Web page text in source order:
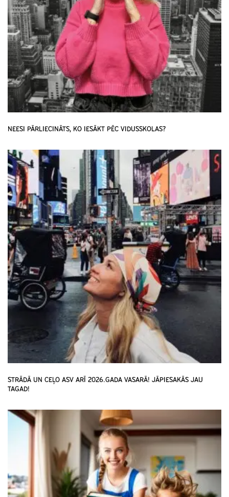
NEESI PĀRLIECINĀTS, KO IESĀKT PĒC VIDUSSKOLAS?
STRĀDĀ UN CEĻO ASV ARĪ 2026.GADA VASARĀ! JĀPIESAKĀS JAU
TAGAD!